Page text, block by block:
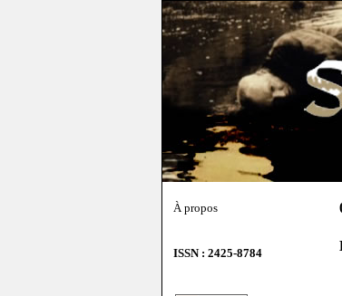
À propos
ISSN : 2425-8784